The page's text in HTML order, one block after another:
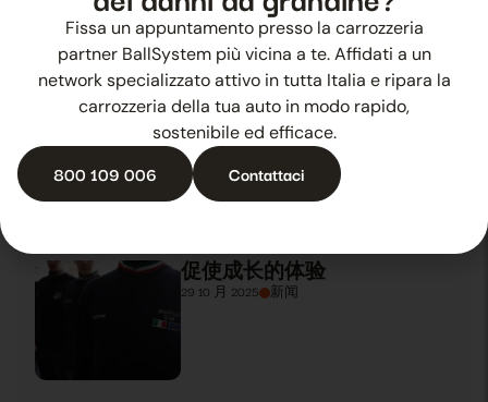
Dealer Day（汽车经销商日）
的焦点
27 10 月 2025 新闻
夏季冰雹？ 有BallSystem
28 10 月 2025 新闻
促使成长的体验
29 10 月 2025 新闻
Fissa un appuntamento presso la carrozzeria
partner BallSystem più vicina a te. Affidati a un
network specializzato attivo in tutta Italia e ripara la
carrozzeria della tua auto in modo rapido,
sostenibile ed efficace.
800 109 006 Contattaci